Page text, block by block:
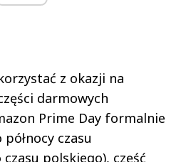
z okazji na
darmowych
Prime Day formalnie
czasu
polskiego), część